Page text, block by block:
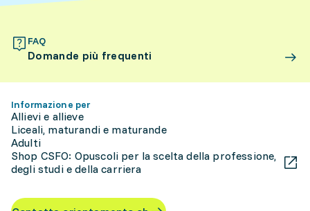
FAQ
Domande più frequenti
Informazione per
Allievi e allieve
Liceali, maturandi e maturande
Adulti
Shop CSFO: Opuscoli per la scelta della professione,
degli studi e della carriera